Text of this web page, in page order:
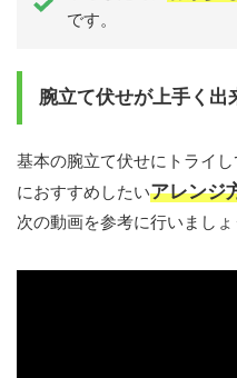
です。
腕立て伏せが上手く出
基本の腕立て伏せにトライ
におすすめしたいアレンジ
次の動画を参考に行いましょ